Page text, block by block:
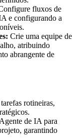
fluxos de
e configurando a
Crie uma equipe de
atribuindo
abrangente de
rotineiras,
de IA para
garantindo